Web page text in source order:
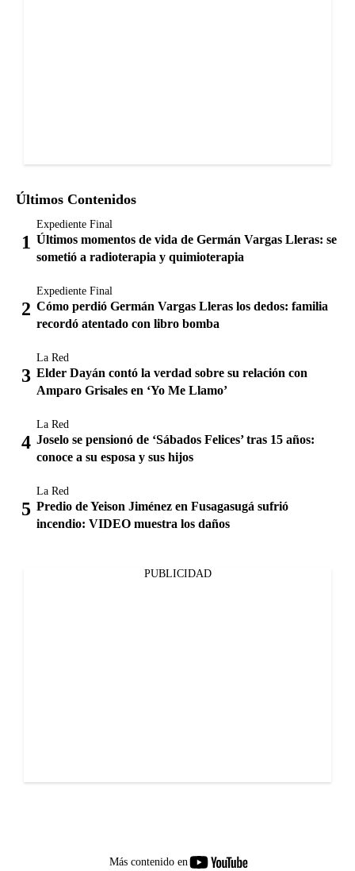
Últimos Contenidos
Expediente Final
Últimos momentos de vida de Germán Vargas Lleras: se
sometió a radioterapia y quimioterapia
Expediente Final
Cómo perdió Germán Vargas Lleras los dedos: familia
recordó atentado con libro bomba
La Red
Elder Dayán contó la verdad sobre su relación con
Amparo Grisales en ‘Yo Me Llamo’
La Red
Joselo se pensionó de ‘Sábados Felices’ tras 15 años:
conoce a su esposa y sus hijos
La Red
Predio de Yeison Jiménez en Fusagasugá sufrió
incendio: VIDEO muestra los daños
PUBLICIDAD
Más contenido en
youtube-